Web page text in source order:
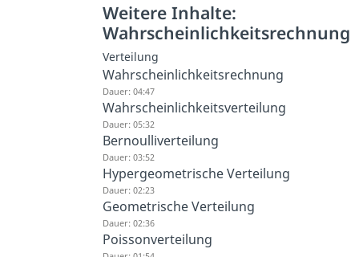
Weitere Inhalte:
Wahrscheinlichkeitsrechnung
Verteilung
Wahrscheinlichkeitsrechnung
Dauer: 04:47
Wahrscheinlichkeitsverteilung
Dauer: 05:32
Bernoulliverteilung
Dauer: 03:52
Hypergeometrische Verteilung
Dauer: 02:23
Geometrische Verteilung
Dauer: 02:36
Poissonverteilung